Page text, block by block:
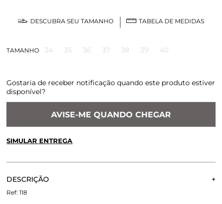
DESCUBRA SEU TAMANHO TABELA DE MEDIDAS
TAMANHO 34 35 36 37 38 39 40
Gostaria de receber notificação quando este produto estiver
disponível?
AVISE-ME QUANDO CHEGAR
SIMULAR ENTREGA
DESCRIÇÃO
A Sandália Camile é confeccionada em couro. Delicada com
118